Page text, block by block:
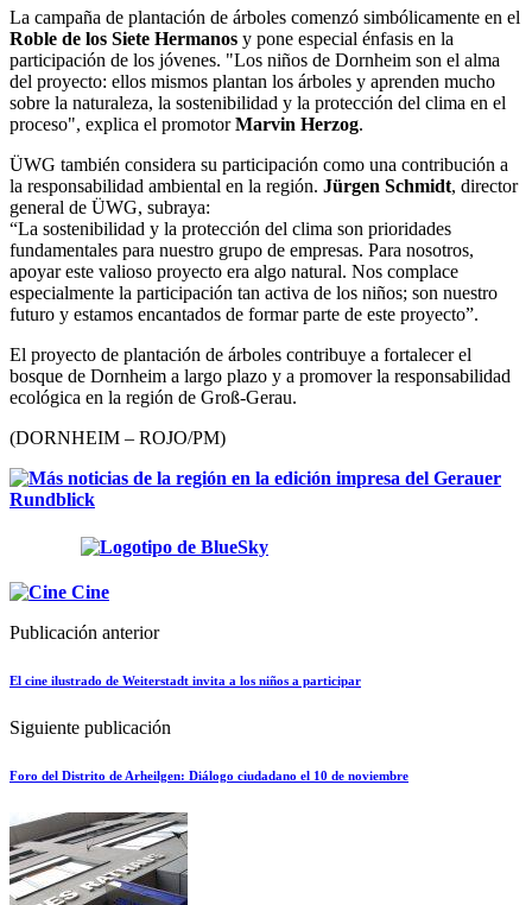
La campaña de plantación de árboles comenzó simbólicamente en el
Roble de los Siete Hermanos y pone especial énfasis en la
participación de los jóvenes. "Los niños de Dornheim son el alma
del proyecto: ellos mismos plantan los árboles y aprenden mucho
sobre la naturaleza, la sostenibilidad y la protección del clima en el
proceso", explica el promotorMarvin Herzog.
ÜWG también considera su participación como una contribución a
la responsabilidad ambiental en la región. Jürgen Schmidt, director
general de ÜWG, subraya:
“La sostenibilidad y la protección del clima son prioridades
fundamentales para nuestro grupo de empresas. Para nosotros,
apoyar este valioso proyecto era algo natural. Nos complace
especialmente la participación tan activa de los niños; son nuestro
futuro y estamos encantados de formar parte de este proyecto”.
El proyecto de plantación de árboles contribuye a fortalecer el
bosque de Dornheim a largo plazo y a promover la responsabilidad
ecológica en la región de Groß-Gerau.
(DORNHEIM – ROJO/PM)
Publicación anterior
El cine ilustrado de Weiterstadt invita a los niños a participar
Siguiente publicación
Foro del Distrito de Arheilgen: Diálogo ciudadano el 10 de noviembre